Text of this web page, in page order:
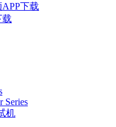
下载
载
Series
机